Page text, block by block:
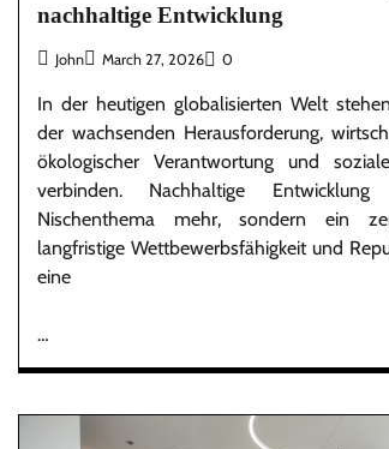
nachhaltige Entwicklung
John March 27, 2026 0
In der heutigen globalisierten Welt
der wachsenden Herausforderung,
ökologischer Verantwortung und
verbinden. Nachhaltige
Nischenthema mehr, sondern ein
langfristige Wettbewerbsfähigkeit und
eine
…